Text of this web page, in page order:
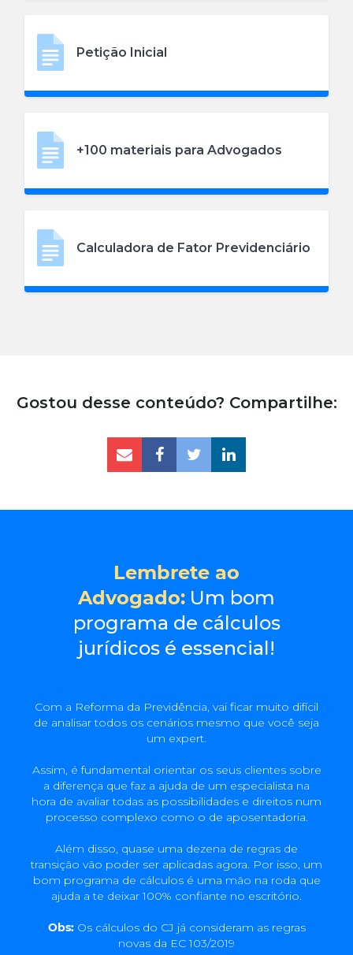
Petição Inicial
+100 materiais para Advogados
Calculadora de Fator Previdenciário
Gostou desse conteúdo? Compartilhe:
Lembrete ao
Advogado: Um bom
programa de cálculos
jurídicos é essencial!
Com a Reforma da Previdência, vai ficar muito difícil
de analisar todos os cenários mesmo que você seja
um expert.
Assim, é fundamental orientar os seus clientes sobre
a diferença que faz a ajuda de um especialista na
hora de avaliar todas as possibilidades e direitos num
processo complexo como o de aposentadoria.
Além disso, quase uma dezena de regras de
transição vão poder ser aplicadas agora. Por isso, um
bom programa de cálculos é uma mão na roda que
ajuda a te deixar 100% confiante no escritório.
Obs:Os cálculos do CJ já consideram as regras
novas da EC 103/2019